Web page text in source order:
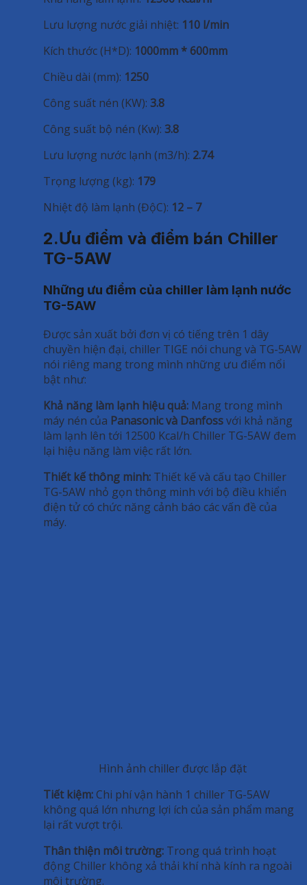
Lưu lượng nước giải nhiệt: 110 l/min
Kích thước (H*D): 1000mm * 600mm
Chiều dài (mm): 1250
Công suất nén (KW): 3.8
Công suất bộ nén (Kw): 3.8
Lưu lượng nước lạnh (m3/h): 2.74
Trọng lượng (kg): 179
Nhiệt độ làm lạnh (ĐộC): 12 – 7
2.Ưu điểm và điểm bán Chiller
TG-5AW
Những ưu điểm của chiller làm lạnh nước
TG-5AW
Được sản xuất bởi đơn vị có tiếng trên 1 dây
chuyền hiện đại, chiller TIGE nói chung và TG-5AW
nói riêng mang trong mình những ưu điểm nổi
bật như:
Khả năng làm lạnh hiệu quả: Mang trong mình
máy nén của Panasonic và Danfossvới khả năng
làm lạnh lên tới 12500 Kcal/h Chiller TG-5AW đem
lại hiệu năng làm việc rất lớn.
Thiết kế thông minh: Thiết kế và cấu tạo Chiller
TG-5AW nhỏ gọn thông minh với bộ điều khiển
điện tử có chức năng cảnh báo các vấn đề của
máy.
Hình ảnh chiller được lắp đặt
Tiết kiệm:Chi phí vận hành 1 chiller TG-5AW
không quá lớn nhưng lợi ích của sản phẩm mang
lại rất vượt trội.
Thân thiện môi trường: Trong quá trình hoạt
động Chiller không xả thải khí nhà kính ra ngoài
môi trường.